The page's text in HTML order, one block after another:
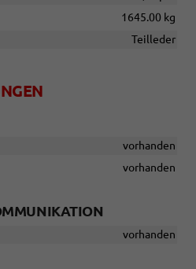
1645.00 kg
Teilleder
vorhanden
vorhanden
vorhanden